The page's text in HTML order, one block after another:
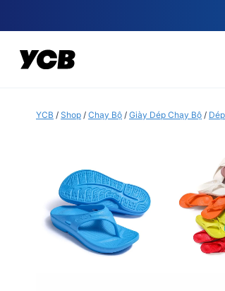
to
content
YCB / Shop / Chạy Bộ / Giày Dép Chạy Bộ /